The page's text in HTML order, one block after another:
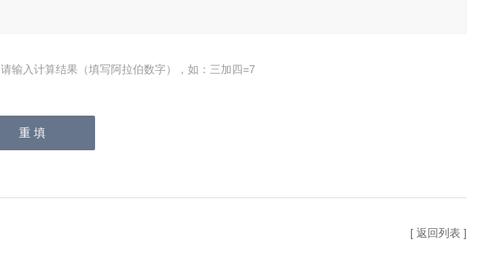
请输入计算结果（填写阿拉伯数字），如：三加四=7
[ 返回列表 ]